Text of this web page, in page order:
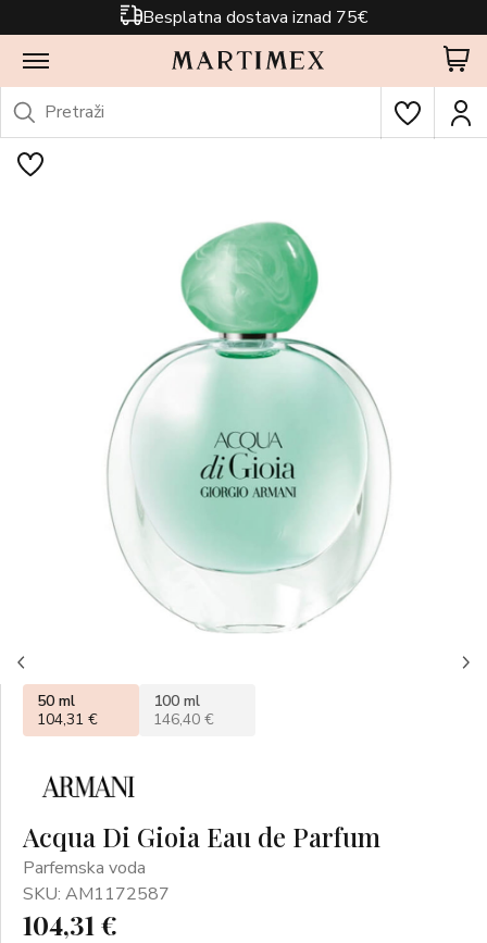
Besplatna dostava iznad 75€
Acqua Di Gioia Eau de Parfum
Parfemska voda
SKU: AM1172587
104,31 €
50 ml
104,31 €
100 ml
146,40 €